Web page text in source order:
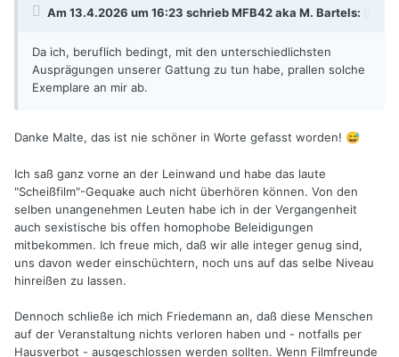
Am 13.4.2026 um 16:23 schriebMFB42 aka M. Bartels:
Da ich, beruflich bedingt, mit den unterschiedlichsten
Ausprägungen unserer Gattung zu tun habe, prallen solche
Exemplare an mir ab.
Danke Malte, das ist nie schöner in Worte gefasst worden! 😅
Ich saß ganz vorne an der Leinwand und habe das laute
"Scheißfilm"-Gequake auch nicht überhören können. Von den
selben unangenehmen Leuten habe ich in der Vergangenheit
auch sexistische bis offen homophobe Beleidigungen
mitbekommen. Ich freue mich, daß wir alle integer genug sind,
uns davon weder einschüchtern, noch uns auf das selbe Niveau
hinreißen zu lassen.
Dennoch schließe ich mich Friedemann an, daß diese Menschen
auf der Veranstaltung nichts verloren haben und - notfalls per
Hausverbot - ausgeschlossen werden sollten. Wenn Filmfreunde